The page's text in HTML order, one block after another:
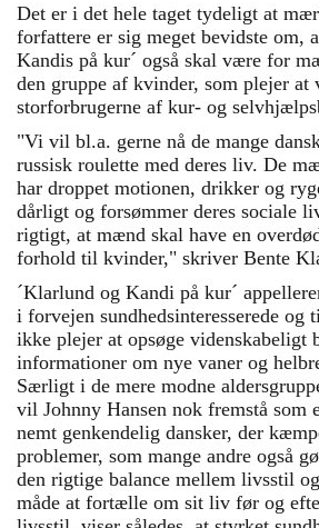
Det er i det hele taget tydeligt at
forfattere er sig meget bevidste om,
Kandis på kur´ også skal være for
den gruppe af kvinder, som plejer at
storforbrugerne af kur- og
"Vi vil bl.a. gerne nå de mange
russisk roulette med deres liv. De
har droppet motionen, drikker og
dårligt og forsømmer deres sociale
rigtigt, at mænd skal have en
forhold til kvinder," skriver Bente
´Klarlund og Kandi på kur´
i forvejen sundhedsinteresserede og
ikke plejer at opsøge videnskabeligt
informationer om nye vaner og
Særligt i de mere modne
vil Johnny Hansen nok fremstå som
nemt genkendelig dansker, der
problemer, som mange andre også
den rigtige balance mellem livsstil
måde at fortælle om sit liv før og